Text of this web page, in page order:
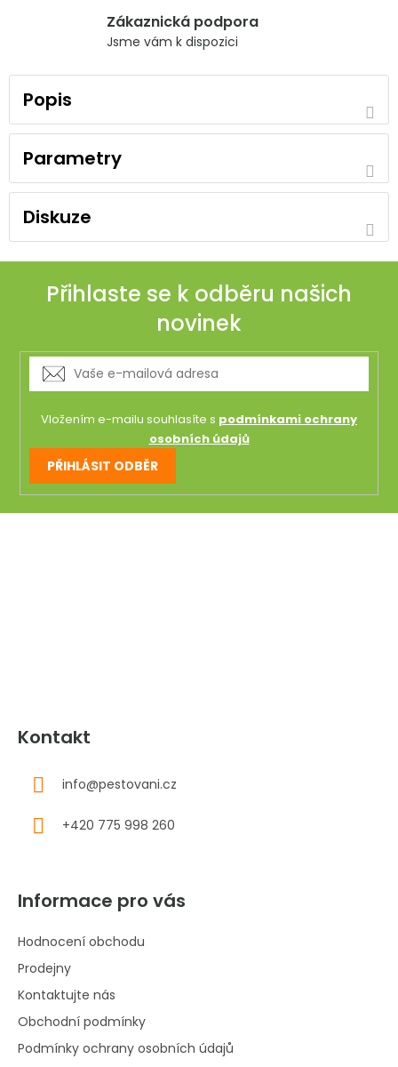
Zákaznická podpora
Jsme vám k dispozici
Popis
Parametry
Diskuze
Přihlaste se k odběru našich
novinek
Vložením e-mailu souhlasíte s podmínkami ochrany
osobních údajů
PŘIHLÁSIT ODBĚR
Kontakt
info@pestovani.cz
+420 775 998 260
Informace pro vás
Hodnocení obchodu
Prodejny
Kontaktujte nás
Obchodní podmínky
Podmínky ochrany osobních údajů